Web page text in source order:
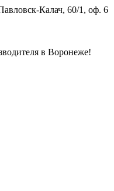
Калач, 60/1, оф. 6
в Воронеже!